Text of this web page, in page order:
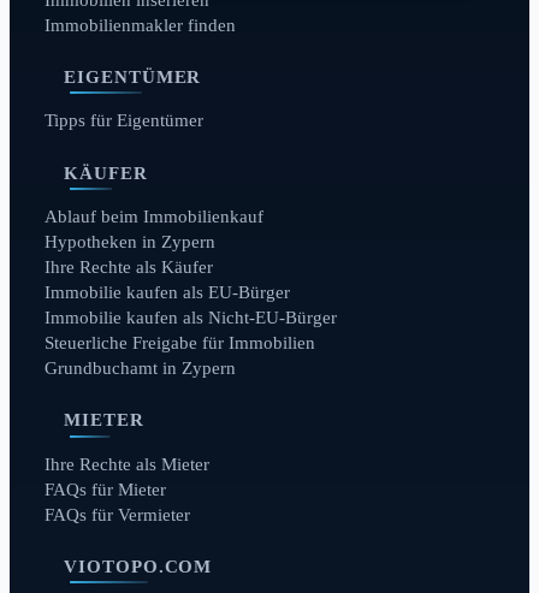
Immobilienmakler finden
EIGENTÜMER
Tipps für Eigentümer
KÄUFER
Ablauf beim Immobilienkauf
Hypotheken in Zypern
Ihre Rechte als Käufer
Immobilie kaufen als EU-Bürger
Immobilie kaufen als Nicht-EU-Bürger
Steuerliche Freigabe für Immobilien
Grundbuchamt in Zypern
MIETER
Ihre Rechte als Mieter
FAQs für Mieter
FAQs für Vermieter
VIOTOPO.COM